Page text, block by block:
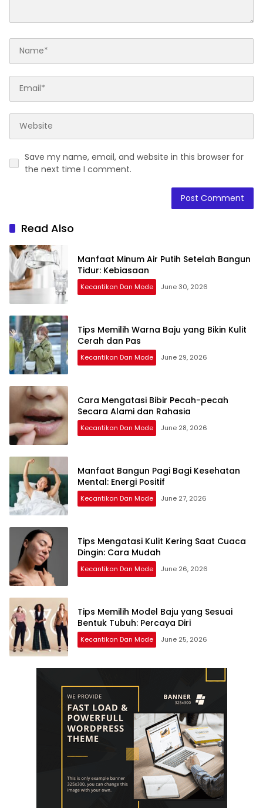
Save my name, email, and website in this browser for
the next time I comment.
Read Also
Manfaat Minum Air Putih Setelah Bangun
Tidur: Kebiasaan
Kecantikan Dan Mode June 30, 2026
Tips Memilih Warna Baju yang Bikin Kulit
Cerah dan Pas
Kecantikan Dan Mode June 29, 2026
Cara Mengatasi Bibir Pecah-pecah
Secara Alami dan Rahasia
Kecantikan Dan Mode June 28, 2026
Manfaat Bangun Pagi Bagi Kesehatan
Mental: Energi Positif
Kecantikan Dan Mode June 27, 2026
Tips Mengatasi Kulit Kering Saat Cuaca
Dingin: Cara Mudah
Kecantikan Dan Mode June 26, 2026
Tips Memilih Model Baju yang Sesuai
Bentuk Tubuh: Percaya Diri
Kecantikan Dan Mode June 25, 2026